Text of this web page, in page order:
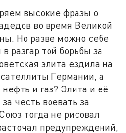
высокие фразы о
во время Великой
Но разве можно себе
разгар той борьбы за
элита ездила на
Германии, а
и газ? Элита и её
честь воевать за
тогда не рисовал
предупреждений,